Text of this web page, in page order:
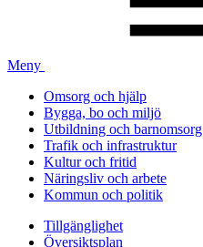
Meny
Omsorg och hjälp
Bygga, bo och miljö
Utbildning och barnomsorg
Trafik och infrastruktur
Kultur och fritid
Näringsliv och arbete
Kommun och politik
Tillgänglighet
Översiktsplan